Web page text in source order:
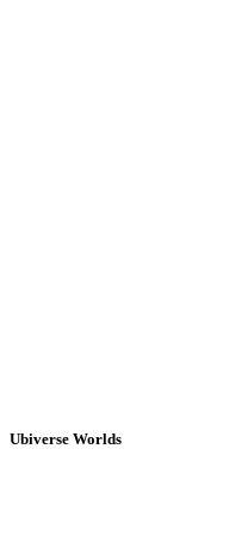
Ubiverse Worlds